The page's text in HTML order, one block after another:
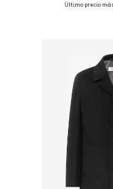
Tallas
Último precio